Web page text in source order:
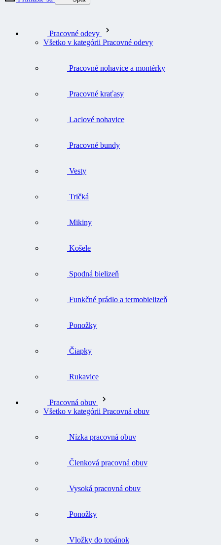
Pracovné odevy
Všetko v kategórii Pracovné odevy
Pracovné nohavice a montérky
Pracovné kraťasy
Laclové nohavice
Pracovné bundy
Vesty
Tričká
Mikiny
Košele
Spodná bielizeň
Funkčné prádlo a termobielizeň
Ponožky
Čiapky
Rukavice
Pracovná obuv
Všetko v kategórii Pracovná obuv
Nízka pracovná obuv
Členková pracovná obuv
Vysoká pracovná obuv
Ponožky
Vložky do topánok